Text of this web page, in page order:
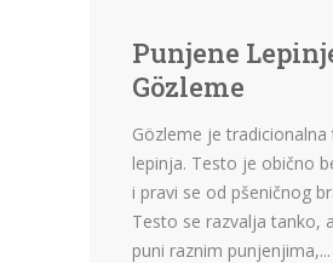
Punjene
Gözleme
Gözleme je tradicionalna
lepinja. Testo je obično
i pravi se od pšeničnog
Testo se razvalja tanko,
puni raznim punjenjima,...